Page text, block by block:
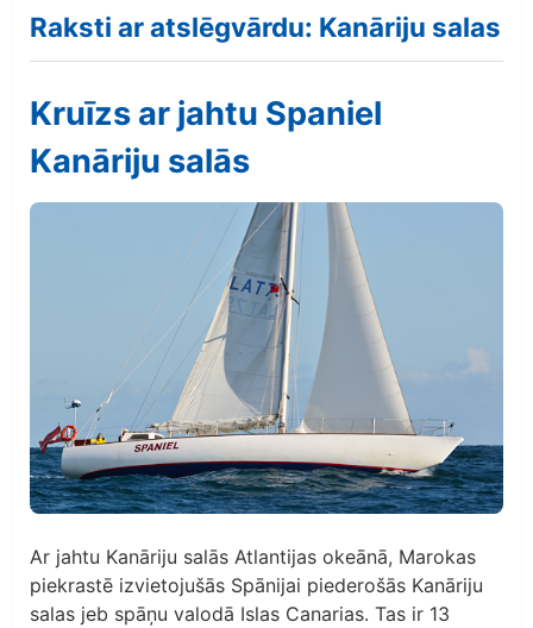
Raksti ar atslēgvārdu: Kanāriju salas
Kruīzs ar jahtu Spaniel
Kanāriju salās
Ar jahtu Kanāriju salās Atlantijas okeānā, Marokas
piekrastē izvietojušās Spānijai piederošās Kanāriju
salas jeb spāņu valodā Islas Canarias. Tas ir 13